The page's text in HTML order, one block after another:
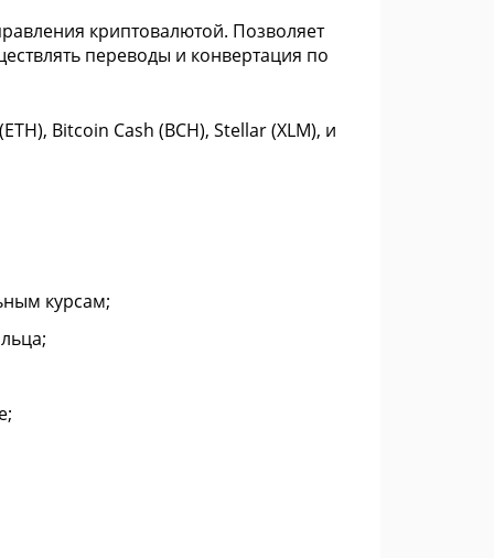
криптовалютой. Позволяет
переводы и конвертация по
Bitcoin Cash (BCH), Stellar (XLM), и
курсам;